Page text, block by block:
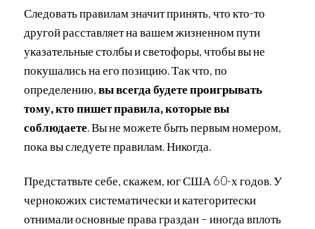
Следовать правилам значит принять, что кто-то
другой расставляет на вашем жизненном пути
указательные столбы и светофоры, чтобы вы не
покушались на его позицию. Так что, по
определению,вы всегда будете проигрывать
тому, кто пишет правила, которые вы
соблюдаете. Вы не можете быть первым номером,
пока вы следуете правилам. Никогда.
Предстатвьте себе, скажем, юг США 60-х годов. У
чернокожих систематически и категоритески
отнимали основные права граздан – иногда вплоть